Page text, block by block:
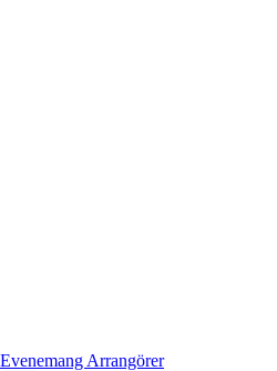
Evenemang Arrangörer